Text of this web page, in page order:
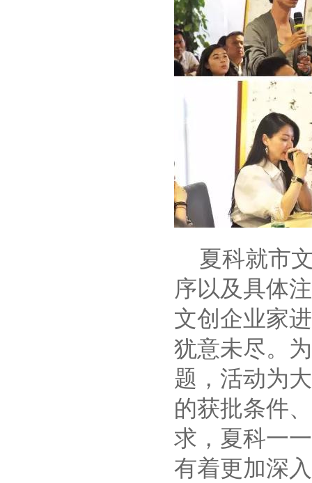
夏科就市
序以及具体
文创企业家
犹意未尽。
题，活动为
的获批条件
求，夏科一
有着更加深